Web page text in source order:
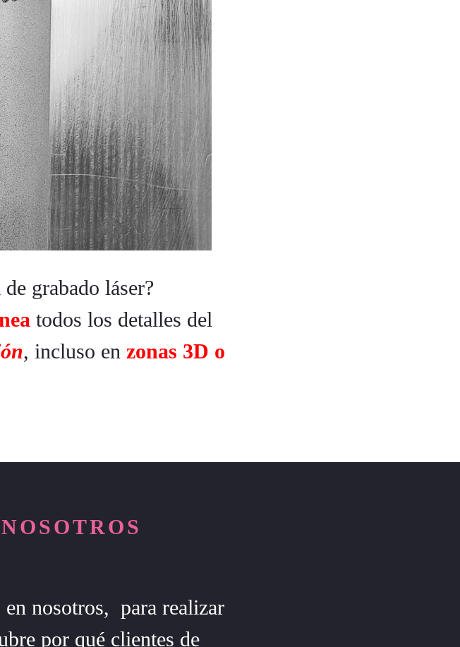
grabado láser?
todos los detalles del
, incluso en zonas 3D o
nosotros, para realizar
por qué clientes de